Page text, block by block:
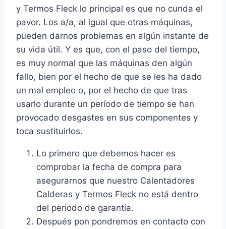
y Termos Fleck lo principal es que no cunda el
pavor. Los a/a, al igual que otras máquinas,
pueden darnos problemas en algún instante de
su vida útil. Y es que, con el paso del tiempo,
es muy normal que las máquinas den algún
fallo, bien por el hecho de que se les ha dado
un mal empleo o, por el hecho de que tras
usarlo durante un período de tiempo se han
provocado desgastes en sus componentes y
toca sustituirlos.
Lo primero que debemos hacer es
comprobar la fecha de compra para
asegurarnos que nuestro Calentadores
Calderas y Termos Fleck no está dentro
del periodo de garantía.
Después pon pondremos en contacto con